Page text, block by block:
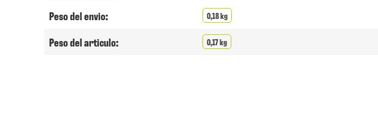
Peso del envio: 0,18 kg
Peso del articulo: 0,17 kg